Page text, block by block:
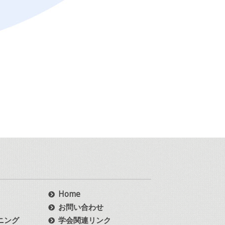
ング
Home
お問い合わせ
学会関連リンク